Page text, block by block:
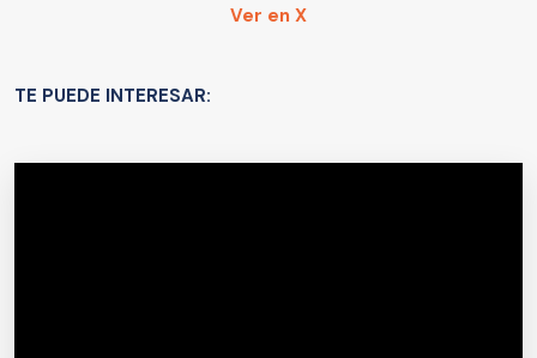
Ver en X
TE PUEDE INTERESAR: